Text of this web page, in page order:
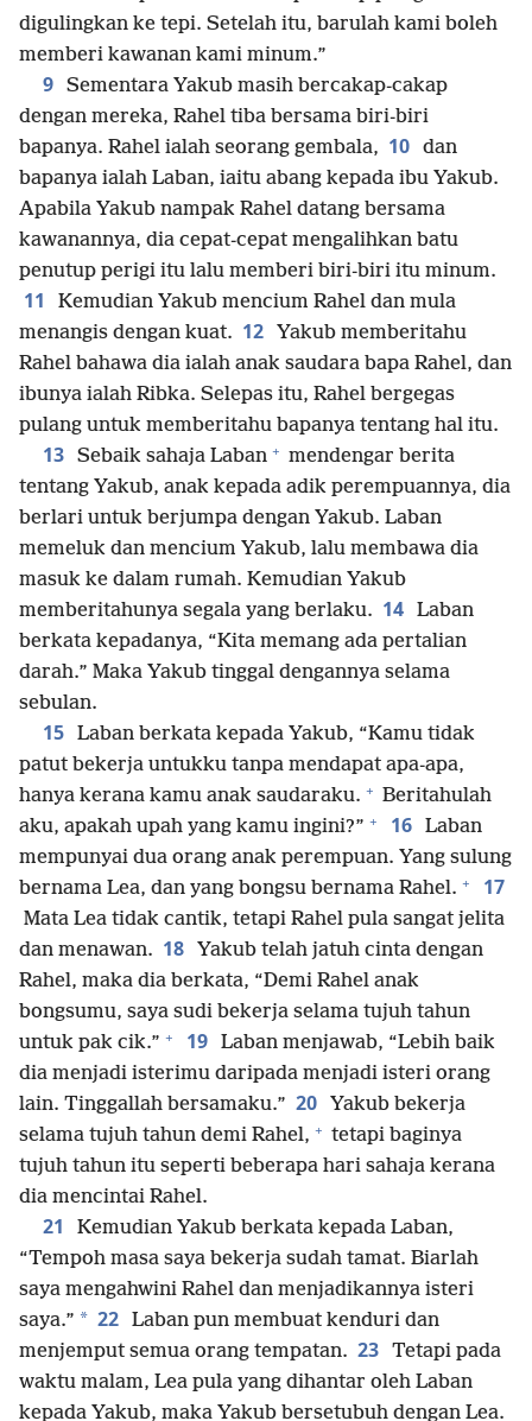
digulingkan ke tepi. Setelah itu, barulah kami boleh
memberi kawanan kami minum.”
9 Sementara Yakub masih bercakap-cakap
dengan mereka, Rahel tiba bersama biri-biri
bapanya. Rahel ialah seorang gembala, 10 dan
bapanya ialah Laban, iaitu abang kepada ibu Yakub.
Apabila Yakub nampak Rahel datang bersama
kawanannya, dia cepat-cepat mengalihkan batu
penutup perigi itu lalu memberi biri-biri itu minum.
11
Kemudian Yakub mencium Rahel dan mula
menangis dengan kuat. 12
Yakub memberitahu
Rahel bahawa dia ialah anak saudara bapa Rahel, dan
ibunya ialah Ribka. Selepas itu, Rahel bergegas
pulang untuk memberitahu bapanya tentang hal itu.
13 Sebaik sahaja Laban + mendengar berita
tentang Yakub, anak kepada adik perempuannya, dia
berlari untuk berjumpa dengan Yakub. Laban
memeluk dan mencium Yakub, lalu membawa dia
masuk ke dalam rumah. Kemudian Yakub
memberitahunya segala yang berlaku. 14 Laban
berkata kepadanya, “Kita memang ada pertalian
darah.” Maka Yakub tinggal dengannya selama
sebulan.
15 Laban berkata kepada Yakub, “Kamu tidak
patut bekerja untukku tanpa mendapat apa-apa,
hanya kerana kamu anak saudaraku. + Beritahulah
aku, apakah upah yang kamu ingini?” + 16 Laban
mempunyai dua orang anak perempuan. Yang sulung
bernama Lea, dan yang bongsu bernama Rahel. + 17
Mata Lea tidak cantik, tetapi Rahel pula sangat jelita
dan menawan. 18
Yakub telah jatuh cinta dengan
Rahel, maka dia berkata, “Demi Rahel anak
bongsumu, saya sudi bekerja selama tujuh tahun
untuk pak cik.” + 19 Laban menjawab, “Lebih baik
dia menjadi isterimu daripada menjadi isteri orang
lain. Tinggallah bersamaku.” 20
Yakub bekerja
selama tujuh tahun demi Rahel, + tetapi baginya
tujuh tahun itu seperti beberapa hari sahaja kerana
dia mencintai Rahel.
21
Kemudian Yakub berkata kepada Laban,
“Tempoh masa saya bekerja sudah tamat. Biarlah
saya mengahwini Rahel dan menjadikannya isteri
saya.” * 22 Laban pun membuat kenduri dan
menjemput semua orang tempatan. 23 Tetapi pada
waktu malam, Lea pula yang dihantar oleh Laban
kepada Yakub, maka Yakub bersetubuh dengan Lea.